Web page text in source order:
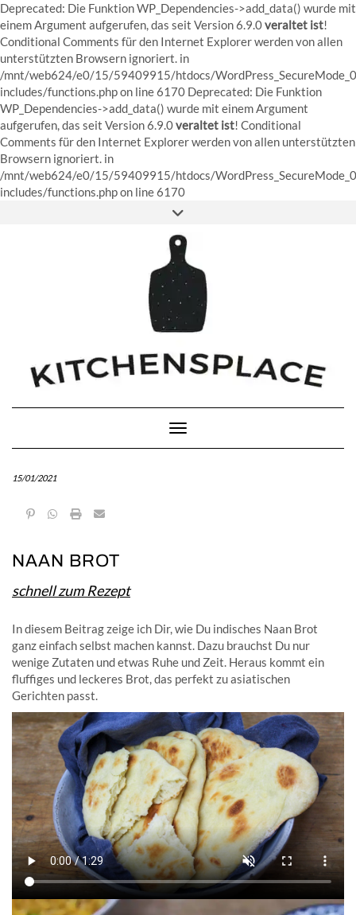
Deprecated: Die Funktion WP_Dependencies->add_data() wurde mit
einem Argument aufgerufen, das seit Version 6.9.0veraltet ist!
Conditional Comments für den Internet Explorer werden von allen
unterstützten Browsern ignoriert. in
/mnt/web624/e0/15/59409915/htdocs/
includes/functions.php on line 6170 Deprecated: Die Funktion
WP_Dependencies->add_data() wurde mit einem Argument
aufgerufen, das seit Version 6.9.0veraltet ist! Conditional
Comments für den Internet Explorer werden von allen unterstützten
Browsern ignoriert. in
/mnt/web624/e0/15/59409915/htdocs/
includes/functions.php on line 6170Skip
FACEBOOK
INSTAGRAM
Toggle Navigation
15/01/2021
NAAN BROT
schnell zum Rezept
In diesem Beitrag zeige ich Dir, wie Du indisches Naan Brot
ganz einfach selbst machen kannst. Dazu brauchst Du nur
wenige Zutaten und etwas Ruhe und Zeit. Heraus kommt ein
fluffiges und leckeres Brot, das perfekt zu asiatischen
Gerichten passt.